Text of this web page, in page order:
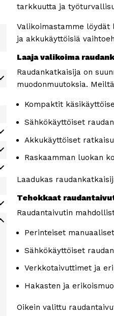
tarkkuutta ja
Valikoimastamme
ja akkukäyttöisiä
Laaja valikoima
Raudankatkaisija on
muodonmuutoksia.
Kompaktit
Sähkökäyttöiset
Akkukäyttöiset
Raskaamman luokan
Laadukas
Tehokkaat
Raudantaivutin
Perinteiset
Sähkökäyttöiset
Verkkotaivuttimet ja
Hakasten ja
Oikein valittu